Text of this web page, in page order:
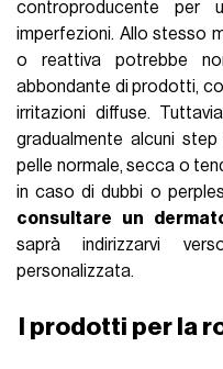
controproducente per
imperfezioni. Allo stesso
o reattiva potrebbe
abbondante di prodotti,
irritazioni diffuse.
gradualmente alcuni
pelle normale, secca o
in caso di dubbi o
consultare un
saprà indirizzarvi
personalizzata.
I prodotti per la